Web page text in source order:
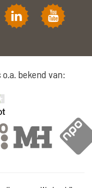
bekend van: